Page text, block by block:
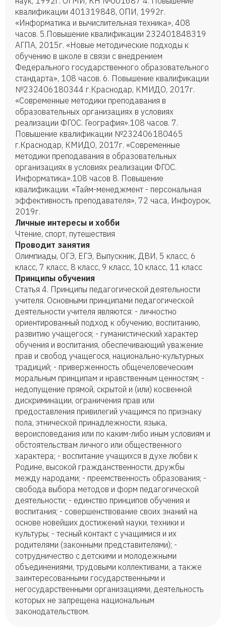
квалификации 401319848, ОПИ, 1992г.
«Информатика и вычислительная техника», 408
часов. 5.Повышение квалификации 232401848319
АГПА, 2015г. «Новые методические подходы к
обучению в школе в связи с внедрением
Федерального государственного образовательного
стандарта», 108 часов. 6. Повышение квалификации
№232406180344 г.Краснодар, КМИДО, 2017г.
«Современные методики преподавания в
образовательных организациях в условиях
реализации ФГОС. География».108 часов. 7.
Повышение квалификации №232406180465
г.Краснодар, КМИДО, 2017г. «Современные
методики преподавания в образовательных
организациях в условиях реализации ФГОС.
Информатика».108 часов 8. Повышение
квалификации. «Тайм-менеджмент - персональная
эффективность преподавателя», 72 часа, Инфоурок,
2019г.
Личные интересы и хобби
Чтение, спорт, путешествия
Проводит занятия
Олимпиады, ОГЭ, ЕГЭ, Выпускник, ДВИ, 5 класс, 6
класс, 7 класс, 8 класс, 9 класс, 10 класс, 11 класс
Принципы обучения
Статья 4. Принципы педагогической деятельности
учителя. Основными принципами педагогической
деятельности учителя являются: - личностно
ориентированный подход к обучению, воспитанию,
развитию учащегося; - гуманистический характер
обучения и воспитания, обеспечивающий уважение
прав и свобод учащегося, национально-культурных
традиций; - приверженность общечеловеческим
моральным принципам и нравственным ценностям; -
недопущение прямой, скрытой и (или) косвенной
дискриминации, ограничения прав или
предоставления привилегий учащимся по признаку
пола, этнической принадлежности, языка,
вероисповедания или по каким-либо иным условиям и
обстоятельствам личного или общественного
характера; - воспитание учащихся в духе любви к
Родине, высокой гражданственности, дружбы
между народами; - преемственность образования; -
свобода выбора методов и форм педагогической
деятельности; - единство принципов обучения и
воспитания; - совершенствование своих знаний на
основе новейших достижений науки, техники и
культуры; - тесный контакт с учащимися и их
родителями (законными представителями); -
сотрудничество с детскими и молодежными
объединениями, трудовыми коллективами, а также
заинтересованными государственными и
негосударственными организациями, деятельность
которых не запрещена национальным
законодательством.